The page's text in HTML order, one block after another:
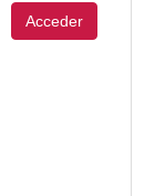
Acceder